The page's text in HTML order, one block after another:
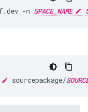
-n SPACE_NAME
sourcepackage/